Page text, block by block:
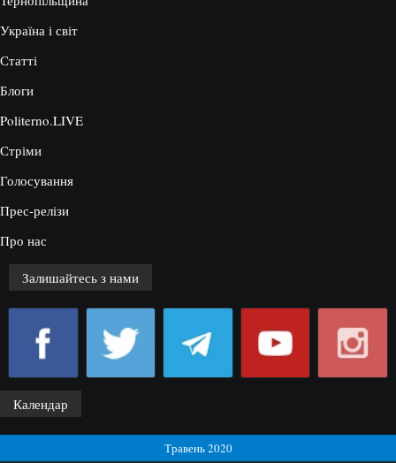
Україна і світ
Статті
Блоги
Politerno.LIVE
Стріми
Голосування
Прес-релізи
Про нас
Залишайтесь з нами
Календар
Травень 2020